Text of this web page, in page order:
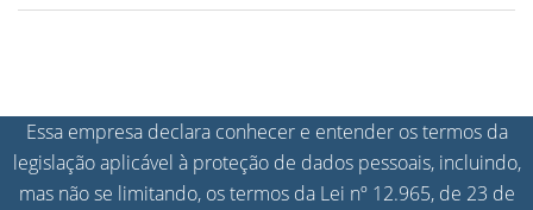
Essa empresa declara conhecer e entender os termos da
legislação aplicável à proteção de dados pessoais, incluindo,
mas não se limitando, os termos da Lei nº 12.965, de 23 de